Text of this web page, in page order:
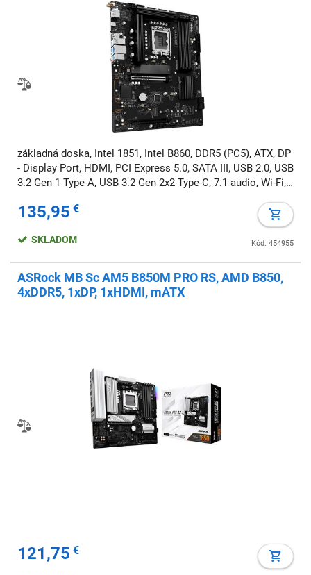
základná doska, Intel 1851, Intel B860, DDR5 (PC5), ATX, DP
- Display Port, HDMI, PCI Express 5.0, SATA III, USB 2.0, USB
3.2 Gen 1 Type-A, USB 3.2 Gen 2x2 Type-C, 7.1 audio, Wi-Fi,
135,95 €
Kód: 454955
SKLADOM
ASRock MB Sc AM5 B850M PRO RS, AMD B850,
4xDDR5, 1xDP, 1xHDMI, mATX
121,75 €